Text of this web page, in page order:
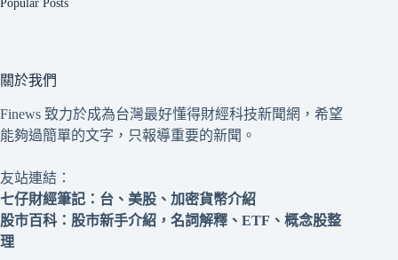
Popular Posts
關於我們
Finews 致力於成為台灣最好懂得財經科技新聞網，希望
能夠過簡單的文字，只報導重要的新聞。
友站連結：
七仔財經筆記 ：台、美股、加密貨幣介紹
股市百科 ：股市新手介紹，名詞解釋、ETF、概念股整
理